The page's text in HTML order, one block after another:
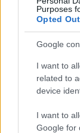
Purposes
Opted Out
Google
I want to
related to
device
I want to
Google for